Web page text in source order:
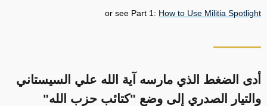
or see Part 1: How to Use Militia Spotlight
أدى الضغط الذي مارسه آية الله علي السيستاني
والتيار الصدري إلى وضع "كتائب حزب الله"